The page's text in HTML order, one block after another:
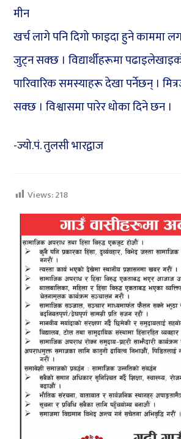
मीन
खर्च लागे पनि दिगो फाइदा हुने काममा
जुट्न सक्छ । विद्यार्थीहरूमा
पारिवारिक समस्याहरू देखा पर्नेछन् ।
सक्छ । विश्वासमा पारेर धोका दिने छन ।
-ज्यो.पं. तुलसी भारद्वाज
Views:218